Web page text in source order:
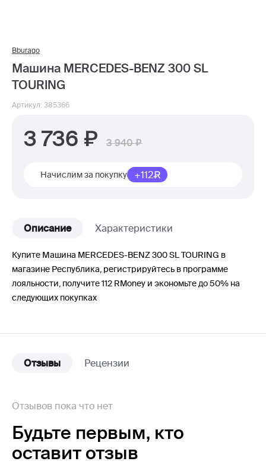
Bburago
Машина MERCEDES-BENZ 300 SL
TOURING
Артикул: 385366
3 736 3 940
Начислим за покупку +112
Описание Характеристики
Купите Машина MERCEDES-BENZ 300 SL TOURING в
магазине Республика, регистрируйтесь в программе
лояльности, получите 112 RMoney и экономьте до 50% на
следующих покупках
Отзывы Рецензии
Отзывов пока что нет
Будьте первым, кто
оставит отзыв